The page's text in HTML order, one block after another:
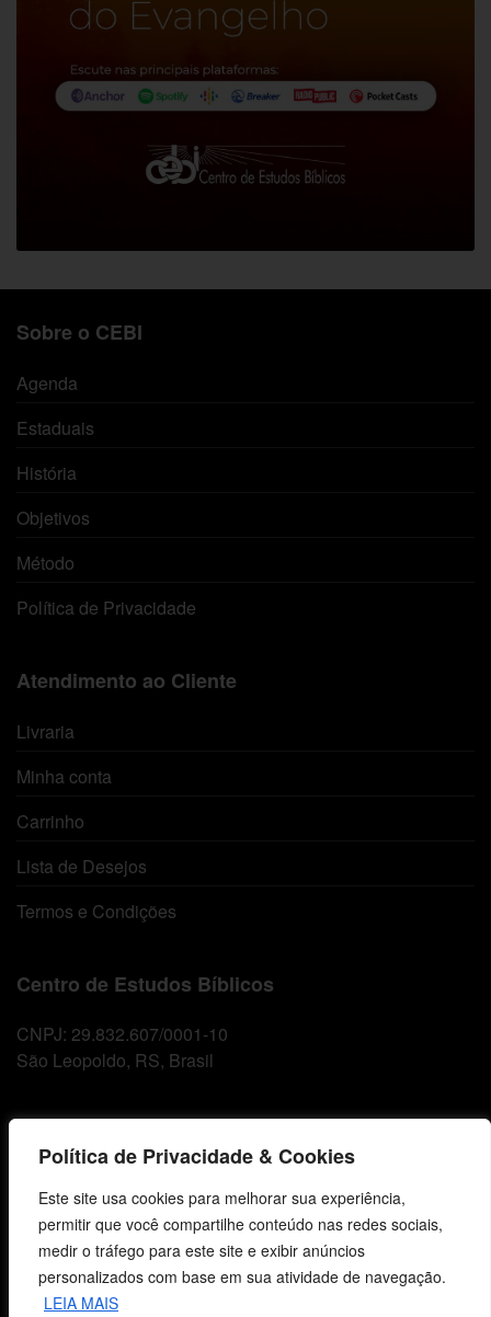
Política de Privacidade & Cookies
Este site usa cookies para melhorar sua experiência,
permitir que você compartilhe conteúdo nas redes sociais,
medir o tráfego para este site e exibir anúncios
personalizados com base em sua atividade de navegação.
LEIA MAIS
Sobre o CEBI
Agenda
Estaduais
História
Objetivos
Método
Política de Privacidade
Atendimento ao Cliente
Livraria
Minha conta
Carrinho
Lista de Desejos
Termos e Condições
Centro de Estudos Bíblicos
CNPJ: 29.832.607/0001-10
São Leopoldo, RS, Brasil
E-mails
vendas@cebi.org.br
comunicacao@cebi.org.br
WhatsApp / Vendas